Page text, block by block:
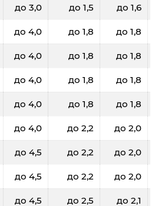
до 3,0 до 1,5 до 1,6
до 4,0 до 1,8 до 1,8
до 4,0 до 1,8 до 1,8
до 4,0 до 1,8 до 1,8
до 4,0 до 1,8 до 1,8
до 4,0 до 2,2 до 2,0
до 4,5 до 2,2 до 2,0
до 4,5 до 2,2 до 2,0
до 4,5 до 2,5 до 2,1